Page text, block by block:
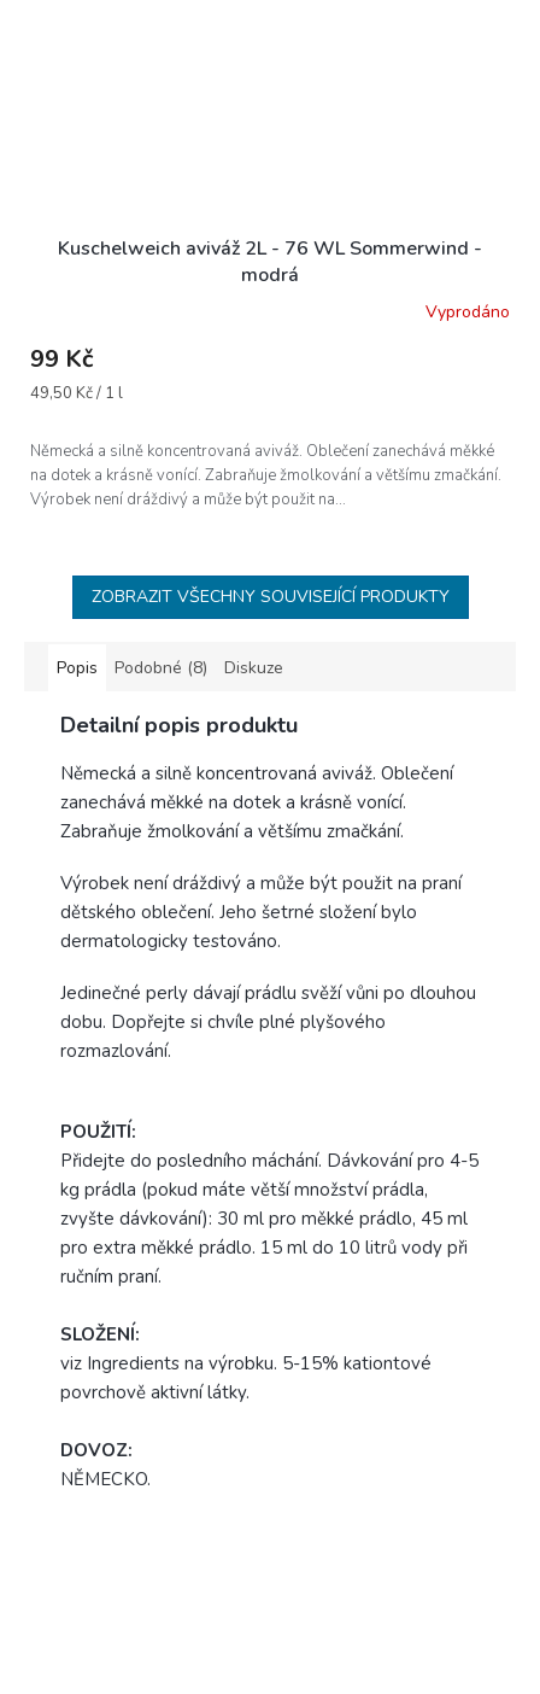
Kuschelweich aviváž 2L - 76 WL Sommerwind -
modrá
Vyprodáno
99 Kč
Měrná
49,50 Kč / 1 l
Německá a silně koncentrovaná aviváž. Oblečení zanechává měkké
na dotek a krásně vonící. Zabraňuje žmolkování a většímu zmačkání.
Výrobek není dráždivý a může být použit na...
ZOBRAZIT VŠECHNY SOUVISEJÍCÍ PRODUKTY
Popis Podobné (8) Diskuze
Detailní popis produktu
Německá a silně koncentrovaná aviváž. Oblečení
zanechává měkké na dotek a krásně vonící.
Zabraňuje žmolkování a většímu zmačkání.
Výrobek není dráždivý a může být použit na praní
dětského oblečení. Jeho šetrné složení bylo
dermatologicky testováno.
Jedinečné perly dávají prádlu svěží vůni po dlouhou
dobu. Dopřejte si chvíle plné plyšového
rozmazlování.
POUŽITÍ:
Přidejte do posledního máchání. Dávkování pro 4-5
kg prádla (pokud máte větší množství prádla,
zvyšte dávkování): 30 ml pro měkké prádlo, 45 ml
pro extra měkké prádlo. 15 ml do 10 litrů vody při
ručním praní.
SLOŽENÍ:
viz Ingredients na výrobku. 5-15% kationtové
povrchově aktivní látky.
DOVOZ:
NĚMECKO.